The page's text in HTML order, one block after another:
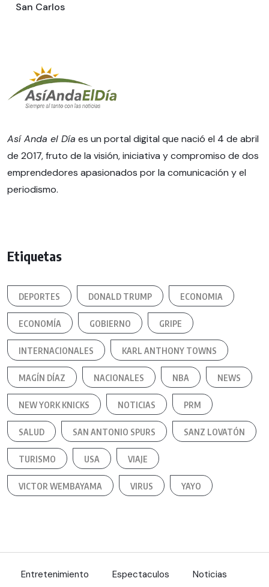
San Carlos
Así Anda el Día es un portal digital que nació el 4 de abril
de 2017, fruto de la visión, iniciativa y compromiso de dos
emprendedores apasionados por la comunicación y el
periodismo.
Etiquetas
DEPORTES DONALD TRUMP ECONOMIA
ECONOMÍA GOBIERNO GRIPE
INTERNACIONALES KARL ANTHONY TOWNS
MAGÍN DÍAZ NACIONALES NBA NEWS
NEW YORK KNICKS NOTICIAS PRM
SALUD SAN ANTONIO SPURS SANZ LOVATÓN
TURISMO USA VIAJE
VICTOR WEMBAYAMA VIRUS YAYO
Entretenimiento Espectaculos
Noticias